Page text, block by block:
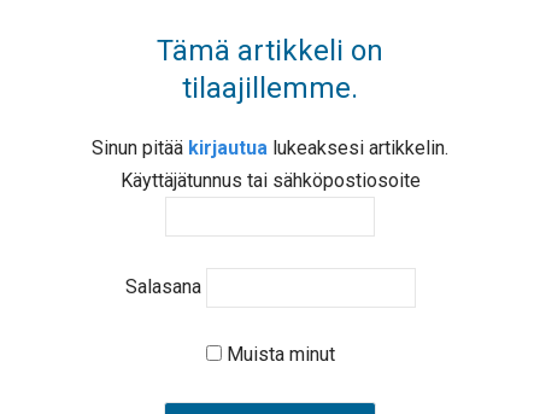
Tämä artikkeli on
tilaajillemme.
Sinun pitää kirjautua lukeaksesi artikkelin.
Käyttäjätunnus tai sähköpostiosoite
Salasana
Muista minut